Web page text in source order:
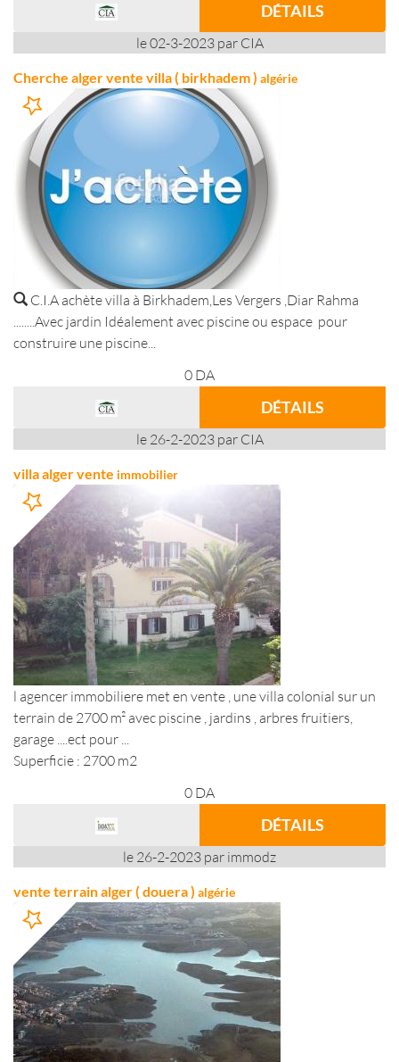
DÉTAILS
le 02-3-2023 par CIA
Cherche alger vente villa ( birkhadem ) algérie
C.I.A achète villa à Birkhadem,Les Vergers ,Diar Rahma
........Avec jardin Idéalement avec piscine ou espace pour
construire une piscine...
0 DA
DÉTAILS
le 26-2-2023 par CIA
villa alger vente immobilier
l agencer immobiliere met en vente , une villa colonial sur un
terrain de 2700 m² avec piscine , jardins , arbres fruitiers,
garage ....ect pour ...
Superficie : 2700 m2
0 DA
DÉTAILS
le 26-2-2023 par immodz
vente terrain alger ( douera ) algérie